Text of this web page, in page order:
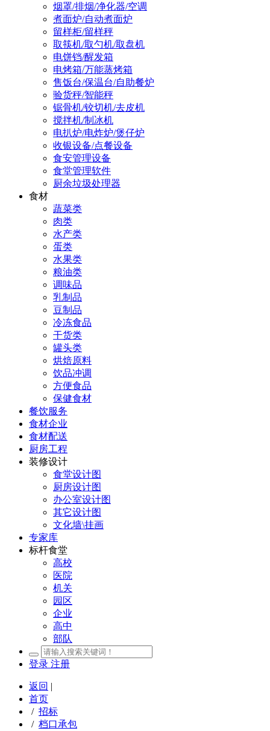
烟罩/排烟/净化器/空调
煮面炉/自动煮面炉
留样柜/留样秤
取筷机/取勺机/取盘机
电饼铛/醒发箱
电烤箱/万能蒸烤箱
售饭台/保温台/自助餐炉
验货秤/智能秤
锯骨机/铰切机/去皮机
搅拌机/制冰机
电扒炉/电炸炉/煲仔炉
收银设备/点餐设备
食安管理设备
食堂管理软件
厨余垃圾处理器
食材
蔬菜类
肉类
水产类
蛋类
水果类
粮油类
调味品
乳制品
豆制品
冷冻食品
干货类
罐头类
烘焙原料
饮品冲调
方便食品
保健食材
餐饮服务
食材企业
食材配送
厨房工程
装修设计
食堂设计图
厨房设计图
办公室设计图
其它设计图
文化墙\挂画
专家库
标杆食堂
高校
医院
机关
园区
企业
高中
部队
登录 注册
返回 |
首页
/ 招标
/ 档口承包